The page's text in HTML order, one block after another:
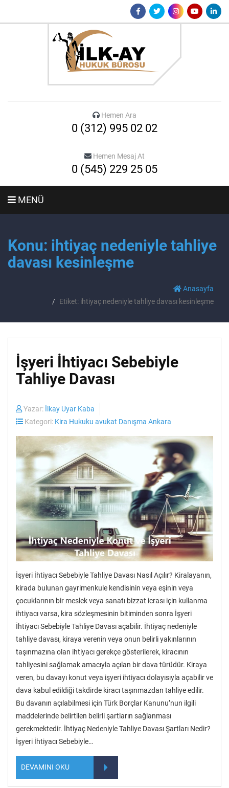
Hemen Ara
0 (312) 995 02 02
Hemen Mesaj At
0 (545) 229 25 05
MENÜ
Konu: ihtiyaç nedeniyle tahliye
davası kesinleşme
Anasayfa
Etiket: ihtiyaç nedeniyle tahliye davası kesinleşme
İşyeri İhtiyacı Sebebiyle
Tahliye Davası
Yazar: İlkay Uyar Kaba
Kategori: Kira Hukuku avukat Danışma Ankara
İşyeri İhtiyacı Sebebiyle Tahliye Davası Nasıl Açılır? Kiralayanın,
kirada bulunan gayrimenkule kendisinin veya eşinin veya
çocuklarının bir meslek veya sanatı bizzat icrası için kullanma
ihtiyacı varsa, kira sözleşmesinin bitiminden sonra İşyeri
İhtiyacı Sebebiyle Tahliye Davası açabilir. İhtiyaç nedeniyle
tahliye davası, kiraya verenin veya onun belirli yakınlarının
taşınmazına olan ihtiyacı gerekçe gösterilerek, kiracının
tahliyesini sağlamak amacıyla açılan bir dava türüdür. Kiraya
veren, bu davayı konut veya işyeri ihtiyacı dolayısıyla açabilir ve
dava kabul edildiği takdirde kiracı taşınmazdan tahliye edilir.
Bu davanın açılabilmesi için Türk Borçlar Kanunu’nun ilgili
maddelerinde belirtilen belirli şartların sağlanması
gerekmektedir. İhtiyaç Nedeniyle Tahliye Davası Şartları Nedir?
İşyeri İhtiyacı Sebebiyle…
DEVAMINI OKU